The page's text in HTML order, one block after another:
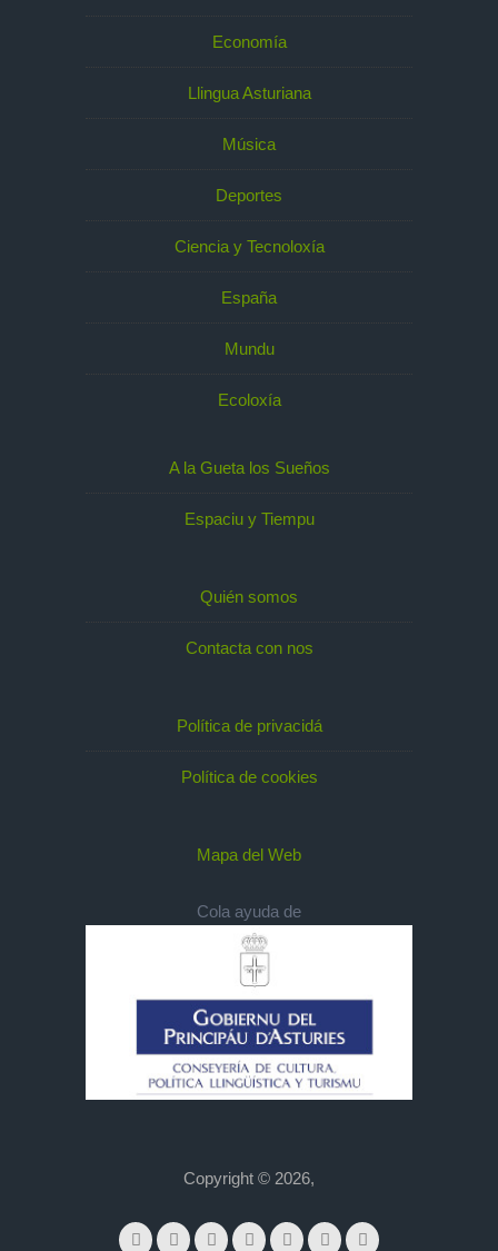
Economía
Llingua Asturiana
Música
Deportes
Ciencia y Tecnoloxía
España
Mundu
Ecoloxía
A la Gueta los Sueños
Espaciu y Tiempu
Quién somos
Contacta con nos
Política de privacidá
Política de cookies
Mapa del Web
Cola ayuda de
Copyright © 2026,